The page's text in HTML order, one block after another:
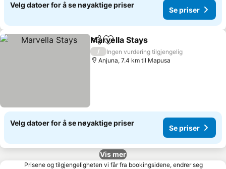
Velg datoer for å se nøyaktige priser
Se priser
Del Legg til i favoritter
Marvella Stays
/
Ingen vurdering tilgjengelig
Anjuna, 7.4 km til Mapusa
Velg datoer for å se nøyaktige priser
Se priser
Vis mer
Prisene og tilgjengeligheten vi får fra bookingsidene, endrer seg